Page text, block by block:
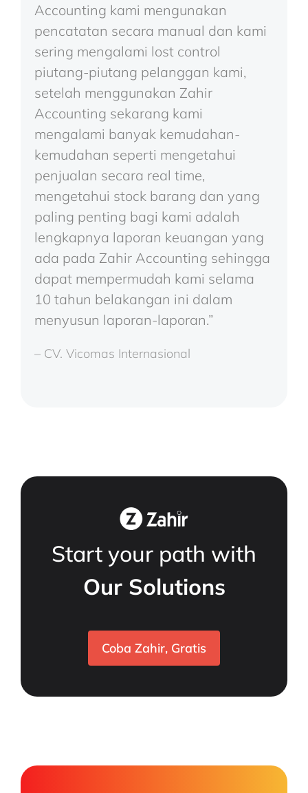
Accounting kami mengunakan
pencatatan secara manual dan kami
sering mengalami lost control
piutang-piutang pelanggan kami,
setelah menggunakan Zahir
Accounting sekarang kami
mengalami banyak kemudahan-
kemudahan seperti mengetahui
penjualan secara real time,
mengetahui stock barang dan yang
paling penting bagi kami adalah
lengkapnya laporan keuangan yang
ada pada Zahir Accounting sehingga
dapat mempermudah kami selama
10 tahun belakangan ini dalam
menyusun laporan-laporan.”
– CV. Vicomas Internasional
Start your path with
Our Solutions
Coba Zahir, Gratis